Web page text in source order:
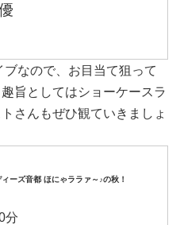
なので、お目当て狙って
旨としてはショーケースラ
さんもぜひ観ていきましょ
ーズ音都 ほにゃララァ～♪の秋！
分